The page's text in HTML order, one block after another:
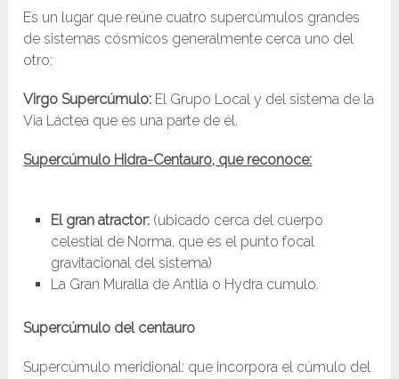
Es un lugar que reúne cuatro supercúmulos grandes
de sistemas cósmicos generalmente cerca uno del
otro:
Virgo Supercúmulo: El Grupo Local y del sistema de la
Vía Láctea que es una parte de él.
Supercúmulo Hidra-Centauro, que reconoce:
El gran atractor:(ubicado cerca del cuerpo
celestial de Norma, que es el punto focal
gravitacional del sistema)
La Gran Muralla de Antlia o Hydra cumulo.
Supercúmulo del centauro
Supercúmulo meridional: que incorpora el cúmulo del